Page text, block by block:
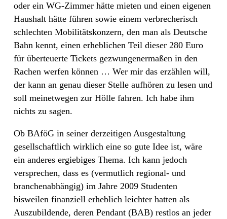
oder ein WG-Zimmer hätte mieten und einen eigenen
Haushalt hätte führen sowie einem verbrecherisch
schlechten Mobilitätskonzern, den man als Deutsche
Bahn kennt, einen erheblichen Teil dieser 280 Euro
für überteuerte Tickets gezwungenermaßen in den
Rachen werfen können … Wer mir das erzählen will,
der kann an genau dieser Stelle aufhören zu lesen und
soll meinetwegen zur Hölle fahren. Ich habe ihm
nichts zu sagen.
Ob BAföG in seiner derzeitigen Ausgestaltung
gesellschaftlich wirklich eine so gute Idee ist, wäre
ein anderes ergiebiges Thema. Ich kann jedoch
versprechen, dass es (vermutlich regional- und
branchenabhängig) im Jahre 2009 Studenten
bisweilen finanziell erheblich leichter hatten als
Auszubildende, deren Pendant (BAB) restlos an jeder